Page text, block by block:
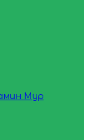
Мур